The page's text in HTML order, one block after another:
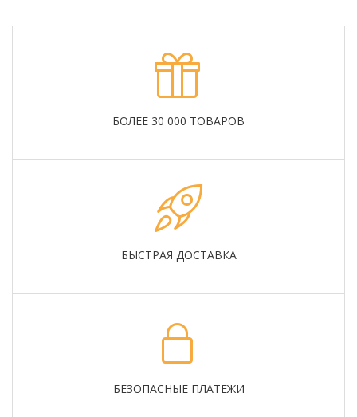
БОЛЕЕ 30 000 ТОВАРОВ
БЫСТРАЯ ДОСТАВКА
БЕЗОПАСНЫЕ ПЛАТЕЖИ